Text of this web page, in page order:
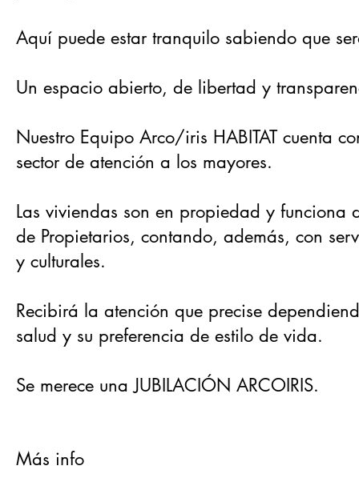
Aquí puede estar tranquilo sabiendo que
Un espacio abierto, de libertad y
Nuestro Equipo Arco/iris HABITAT cuenta
sector de atención a los mayores.
Las viviendas son en propiedad y
de Propietarios, contando, además, con
y culturales.
Recibirá la atención que precise
salud y su preferencia de estilo de vida.
Se merece una JUBILACIÓN ARCOIRIS.
Más info